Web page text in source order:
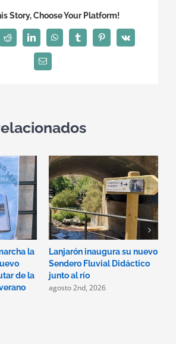
Story, Choose Your Platform!
Reddit LinkedInWhatsAppTumblrPinterest
Vk
Correo
electrónico
la
de la
Lanjarón inaugura su nuevo
Sendero Fluvial Didáctico
junto al río
agosto 2nd, 2026